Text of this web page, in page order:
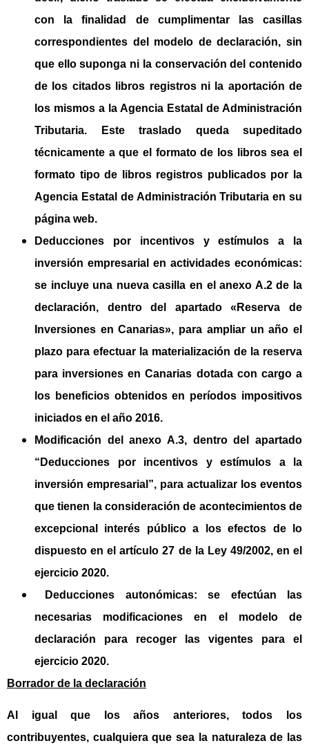
con la finalidad de cumplimentar las casillas
correspondientes del modelo de declaración, sin
que ello suponga ni la conservación del contenido
de los citados libros registros ni la aportación de
los mismos a la Agencia Estatal de Administración
Tributaria. Este traslado queda supeditado
técnicamente a que el formato de los libros sea el
formato tipo de libros registros publicados por la
Agencia Estatal de Administración Tributaria en su
página web.
Deducciones por incentivos y estímulos a la
inversión empresarial en actividades económicas:
se incluye una nueva casilla en el anexo A.2de la
declaración, dentro del apartado «Reserva de
Inversiones en Canarias», para ampliar un año el
plazo para efectuar la materialización de la reserva
para inversiones en Canarias dotada con cargo a
los beneficios obtenidos en períodos impositivos
iniciados en el año 2016.
Modificación del anexo A.3, dentro del apartado
“Deducciones por incentivos y estímulos a la
inversión empresarial”, para actualizar los eventos
que tienen la consideración de acontecimientos de
excepcional interés público a los efectos de lo
dispuesto en elartículo 27 de la Ley 49/2002, en el
ejercicio 2020.
Deducciones autonómicas: se efectúan las
necesarias modificaciones en el modelo de
declaración para recoger las vigentes para el
ejercicio 2020.
Borrador de la declaración
Al igual que los años anteriores, todos los
contribuyentes, cualquiera que sea la naturaleza de las